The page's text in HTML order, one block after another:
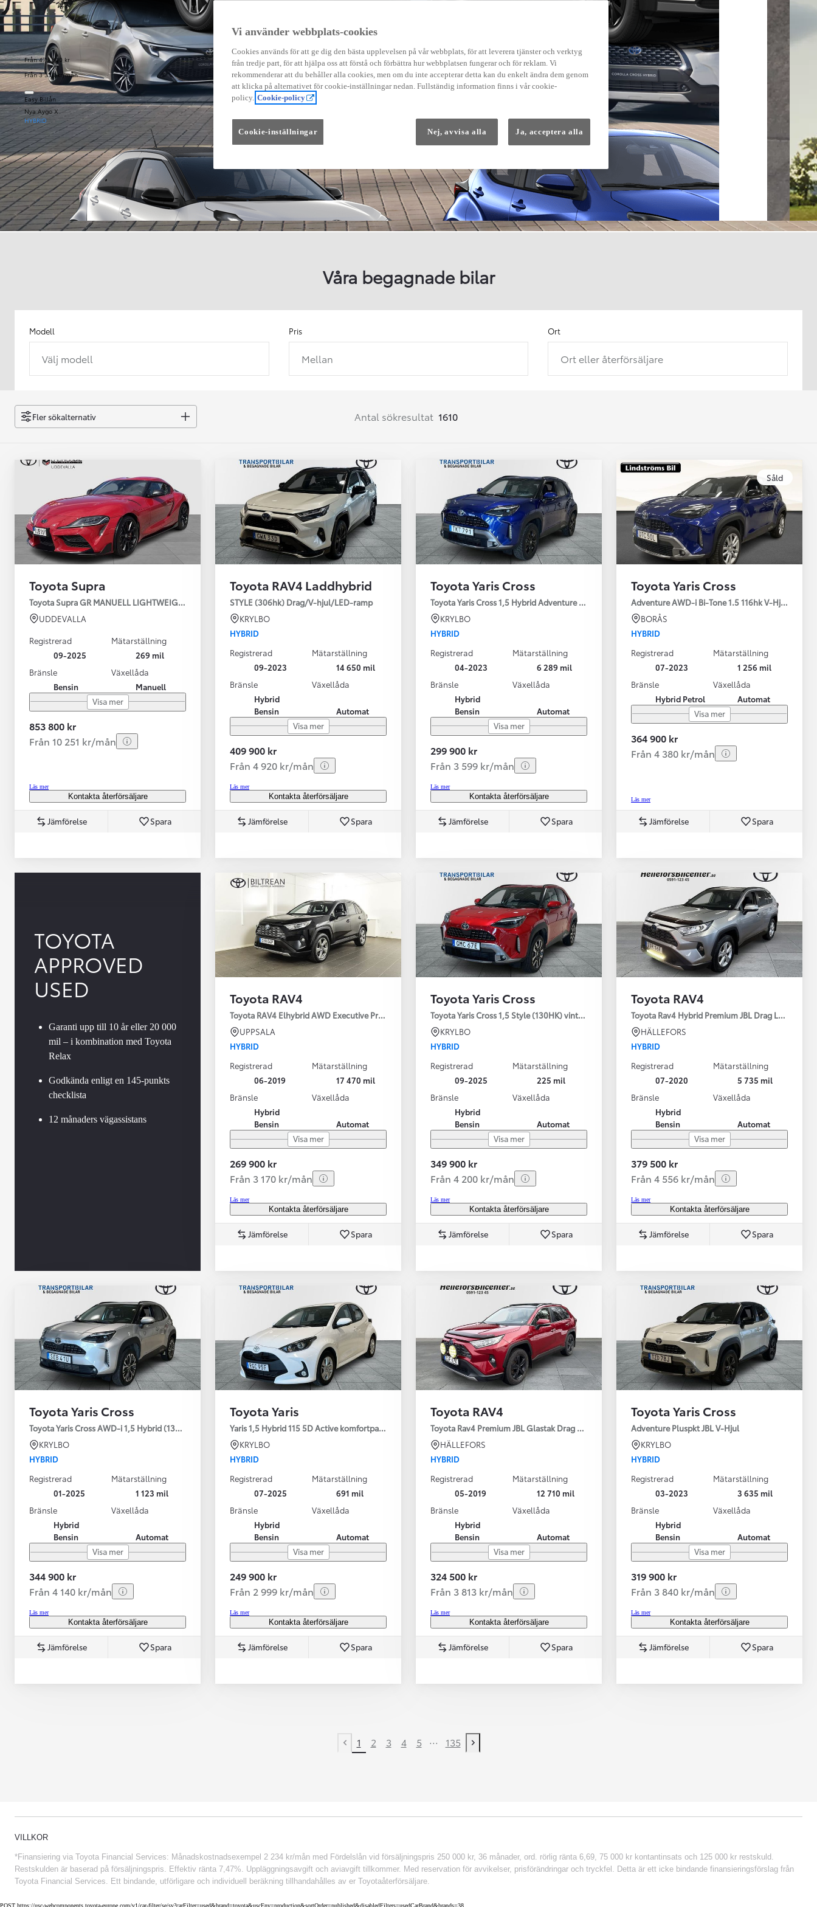
Från 479 900 kr
Från 3 333 kr/mån
Easy Billån
Från 569 900 kr
Från 3 958 kr/mån
Nya Aygo X
HYBRID
Från 238 900 kr
Easy Billån
HYBRID
GR Yaris
BENSIN
Från 599 900 kr
Corolla
HYBRID
Från 324 900 kr
Från 3 194 kr/mån
HYBRID
Från 360 900 kr
Från 3 548 kr/mån
Easy Billån
Toyota C-HR
HYBRID & LADDHYBRID
Från 350 900 kr
Från 3 450 kr/mån
Easy Billån
Nya GR GT
The soul lives on
Vi har Sveriges mest nöjda
Toyota
När varje jobb
Våra begagnade bilar
Modell
Välj modell
Pris
Mellan
Ort
Ort eller återförsäljare
Fler sökalternativ Antal sökresultat 1610
Toyota Supra
Toyota Supra GR MANUELL LIGHTWEIGHT EVO / OMG LEV! MOMSBIL!
UDDEVALLA
Registrerad
09-2025
Mätarställning
269 mil
Bränsle
Bensin
Växellåda
Manuell
Visa mer
853 800 kr
Från 10 251 kr/mån
Läs mer
Kontakta återförsäljare
Jämförelse Spara
Toyota RAV4 Laddhybrid
STYLE (306hk) Drag/V-hjul/LED-ramp
KRYLBO
HYBRID
Registrerad
09-2023
Mätarställning
14 650 mil
Bränsle
Hybrid
Bensin
Växellåda
Automat
Visa mer
409 900 kr
Från 4 920 kr/mån
Läs mer
Kontakta återförsäljare
Jämförelse Spara
Toyota Yaris Cross
Toyota Yaris Cross 1,5 Hybrid Adventure Drag V-Hjul
KRYLBO
HYBRID
Registrerad
04-2023
Mätarställning
6 289 mil
Bränsle
Hybrid
Bensin
Växellåda
Automat
Visa mer
299 900 kr
Från 3 599 kr/mån
Läs mer
Kontakta återförsäljare
Jämförelse Spara
Såld
Toyota Yaris Cross
Adventure AWD-i Bi-Tone 1.5 116hk V-Hjul Drag
BORÅS
HYBRID
Registrerad
07-2023
Mätarställning
1 256 mil
Bränsle
Hybrid Petrol
Växellåda
Automat
Visa mer
364 900 kr
Från 4 380 kr/mån
Läs mer
Jämförelse Spara
TOYOTA
APPROVED
USED
Garanti upp till 10 år eller 20 000
mil – i kombination med Toyota
Relax
Godkända enligt en 145-punkts
checklista
12 månaders vägassistans
Toyota RAV4
Toyota RAV4 Elhybrid AWD Executive Premium Drag 360-kamera JBL
UPPSALA
HYBRID
Registrerad
06-2019
Mätarställning
17 470 mil
Bränsle
Hybrid
Bensin
Växellåda
Automat
Visa mer
269 900 kr
Från 3 170 kr/mån
Läs mer
Kontakta återförsäljare
Jämförelse Spara
Toyota Yaris Cross
Toyota Yaris Cross 1,5 Style (130HK) vinterhjul
KRYLBO
HYBRID
Registrerad
09-2025
Mätarställning
225 mil
Bränsle
Hybrid
Bensin
Växellåda
Automat
Visa mer
349 900 kr
Från 4 200 kr/mån
Läs mer
Kontakta återförsäljare
Jämförelse Spara
Toyota RAV4
Toyota Rav4 Hybrid Premium JBL Drag Led ramp
HÄLLEFORS
HYBRID
Registrerad
07-2020
Mätarställning
5 735 mil
Bränsle
Hybrid
Bensin
Växellåda
Automat
Visa mer
379 500 kr
Från 4 556 kr/mån
Läs mer
Kontakta återförsäljare
Jämförelse Spara
Toyota Yaris Cross
Toyota Yaris Cross AWD-i 1,5 Hybrid (130HK) Style V-hjul
KRYLBO
HYBRID
Registrerad
01-2025
Mätarställning
1 123 mil
Bränsle
Hybrid
Bensin
Växellåda
Automat
Visa mer
344 900 kr
Från 4 140 kr/mån
Läs mer
Kontakta återförsäljare
Jämförelse Spara
Toyota Yaris
Yaris 1,5 Hybrid 115 5D Active komfortpaket
KRYLBO
HYBRID
Registrerad
07-2025
Mätarställning
691 mil
Bränsle
Hybrid
Bensin
Växellåda
Automat
Visa mer
249 900 kr
Från 2 999 kr/mån
Läs mer
Kontakta återförsäljare
Jämförelse Spara
Toyota RAV4
Toyota Rav4 Premium JBL Glastak Drag Motorv Vhjul
HÄLLEFORS
HYBRID
Registrerad
05-2019
Mätarställning
12 710 mil
Bränsle
Hybrid
Bensin
Växellåda
Automat
Visa mer
324 500 kr
Från 3 813 kr/mån
Läs mer
Kontakta återförsäljare
Jämförelse Spara
Toyota Yaris Cross
Adventure Pluspkt JBL V-Hjul
KRYLBO
HYBRID
Registrerad
03-2023
Mätarställning
3 635 mil
Bränsle
Hybrid
Bensin
Växellåda
Automat
Visa mer
319 900 kr
Från 3 840 kr/mån
Läs mer
Kontakta återförsäljare
Jämförelse Spara
Previous page
1 2 3 4 5 ... 135
Next page
VILLKOR
*Finansiering via Toyota Financial Services: Månadskostnadsexempel 2 234 kr/mån med Fördelslån vid försäljningspris 250 000 kr, 36 månader, ord. rörlig ränta 6,69, 75 000 kr kontantinsats och 125 000 kr restskuld.
Restskulden är baserad på försäljningspris. Effektiv ränta 7,47%. Uppläggningsavgift och aviavgift tillkommer. Med reservation för avvikelser, prisförändringar och tryckfel. Detta är ett icke bindande finansieringsförslag från
Toyota Financial Services. Ett bindande, utförligare och individuell beräkning tillhandahålles av er Toyotaåterförsäljare.
POST https://usc-webcomponents.toyota-europe.com/v1/car-filter/se/sv?carFilter=used&brand=toyota&uscEnv=production&sortOrder=published&disabledFilters=usedCarBrand&brands=38
Vi använder webbplats-cookies
Cookies används för att ge dig den bästa upplevelsen på vår webbplats, för att leverera tjänster och verktyg
från tredje part, för att hjälpa oss att förstå och förbättra hur webbplatsen fungerar och för reklam. Vi
rekommenderar att du behåller alla cookies, men om du inte accepterar detta kan du enkelt ändra dem genom
att klicka på alternativet för cookie-inställningar nedan. Fullständig information finns i vår cookie-
policy. Cookie-policy
Cookie-inställningar Nej, avvisa alla Ja, acceptera alla